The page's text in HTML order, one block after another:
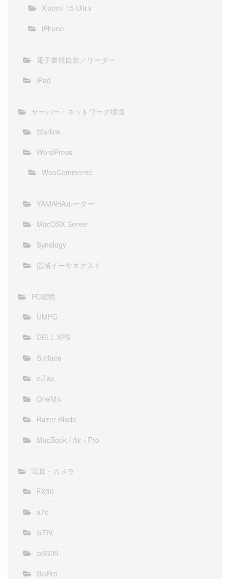
Xiaomi 15 Ultra
iPhone
電子書籍自炊／リーダー
iPad
サーバー・ネットワーク環境
Starlink
WordPress
WooCommerce
YAMAHAルーター
MacOSX Server
Synology
広域イーサネクスト
PC環境
UMPC
DELL XPS
Surface
e-Tax
OneMix
Razer Blade
MacBook / Air / Pro
写真・カメラ
FX30
a7c
α7IV
α6600
GoPro